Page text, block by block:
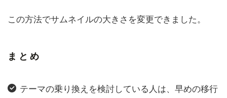
この方法でサムネイルの大きさを変更できました。
まとめ
テーマの乗り換えを検討している人は、早めの移行